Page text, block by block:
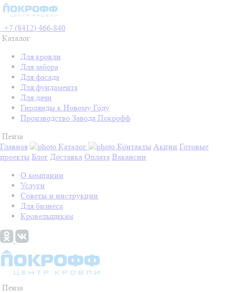
+7 (8412) 466-840
Каталог
Для кровли
Для забора
Для фасада
Для фундамента
Для дачи
Гирлянды к Новому Году
Производство Завода Покрофф
Пенза
Главная
Каталог Контакты Акции Готовые
проекты Блог Доставка Оплата Вакансии
О компании
Услуги
Советы и инструкции
Для бизнеса
Кровельщикам
Пенза